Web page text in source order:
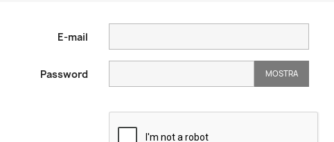
E-mail
Password MOSTRA